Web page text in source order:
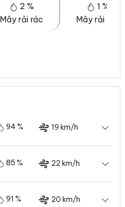
2 %
Mây rải rác
1 %
Mây rải rác
94 % 19 km/h
85 % 22 km/h
91 % 20 km/h